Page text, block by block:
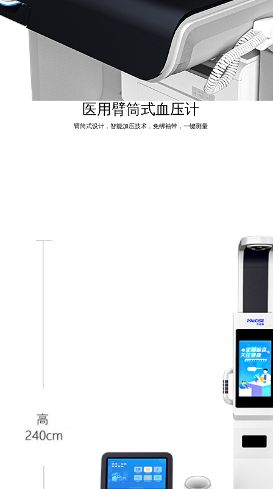
医用臂筒式血压计
臂筒式设计，智能加压技术，免绑袖带，一键测量